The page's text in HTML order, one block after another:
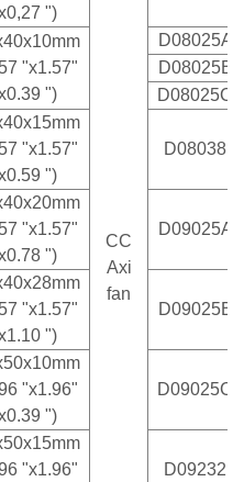
CC
Axi
fan
")
"x1.57"
")
D08025A
D08025B
D08025C
"x1.57"
")
D08038
"x1.57"
")
D09025A
"x1.57"
")
D09025B
"x1.96"
")
D09025C
"x1.96"
D09232